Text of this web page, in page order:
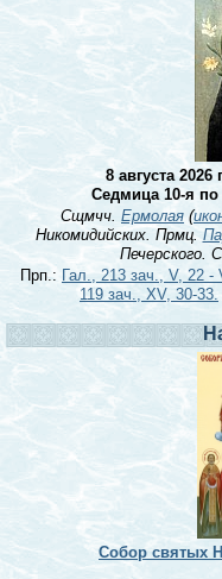
8 августа 2026
Седмица 10-я по
Сщмчч. Ермолая (
Никомидийских. Прмц.
Печерского.
Прп.: Гал., 213 зач., V, 22 -
119 зач., XV, 30-33.
Собор святых